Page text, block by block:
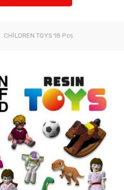
CHİLDREN TOYS 18 Pcs